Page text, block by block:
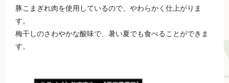
豚こまぎれ肉を使用しているので、やわらかく仕上がりま
す。
梅干しのさわやかな酸味で、暑い夏でも食べることができま
す。